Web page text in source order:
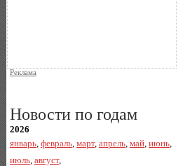
Реклама
Новости по годам
2026
январь, февраль, март, апрель, май, июнь,
июль, август,